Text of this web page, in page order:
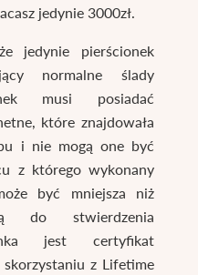
jedynie 3000zł.
jedynie pierścionek
normalne ślady
musi posiadać
które znajdowała
i nie mogą one być
z którego wykonany
być mniejsza niż
do stwierdzenia
jest certyfikat
z Lifetime